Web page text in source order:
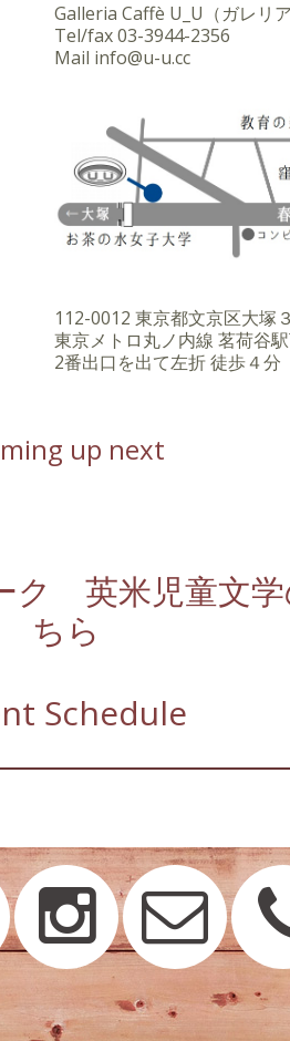
Galleria Caffè U_U（ガレリ
Tel/fax03-3944-2356
Mail info@u-u.cc
112-0012 東京都文京区大
東京メトロ丸ノ内線 茗荷谷
2番出口を出て左折 徒歩４分
up next
ク 英米児童文
ちら
Schedule